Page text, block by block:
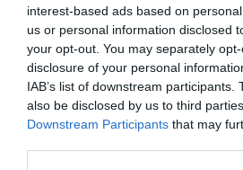
interest-based ads based on
us or personal information disclosed
your opt-out. You may separately
disclosure of your personal
IAB’s list of downstream participants.
also be disclosed by us to third
Downstream Participants that may
Pridružite se dialogu
Baiyјuz mednarodnimi
Irino Bokovo,nekdanjo
Unesca, ki pande vidi kot